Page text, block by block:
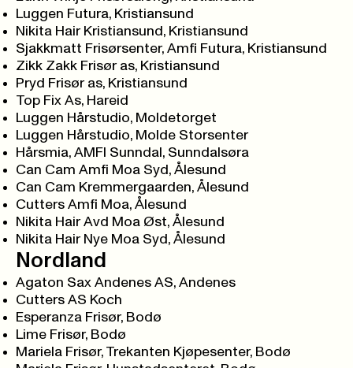
Luggen Futura, Kristiansund
Nikita Hair Kristiansund, Kristiansund
Sjakkmatt Frisørsenter, Amfi Futura, Kristiansund
Zikk Zakk Frisør as, Kristiansund
Pryd Frisør as, Kristiansund
Top Fix As, Hareid
Luggen Hårstudio, Moldetorget
Luggen Hårstudio, Molde Storsenter
Hårsmia, AMFI Sunndal, Sunndalsøra
Can Cam Amfi Moa Syd, Ålesund
Can Cam Kremmergaarden, Ålesund
Cutters Amfi Moa, Ålesund
Nikita Hair Avd Moa Øst, Ålesund
Nikita Hair Nye Moa Syd, Ålesund
Nordland
Agaton Sax Andenes AS, Andenes
Cutters AS Koch
Esperanza Frisør, Bodø
Lime Frisør, Bodø
Mariela Frisør, Trekanten Kjøpesenter, Bodø